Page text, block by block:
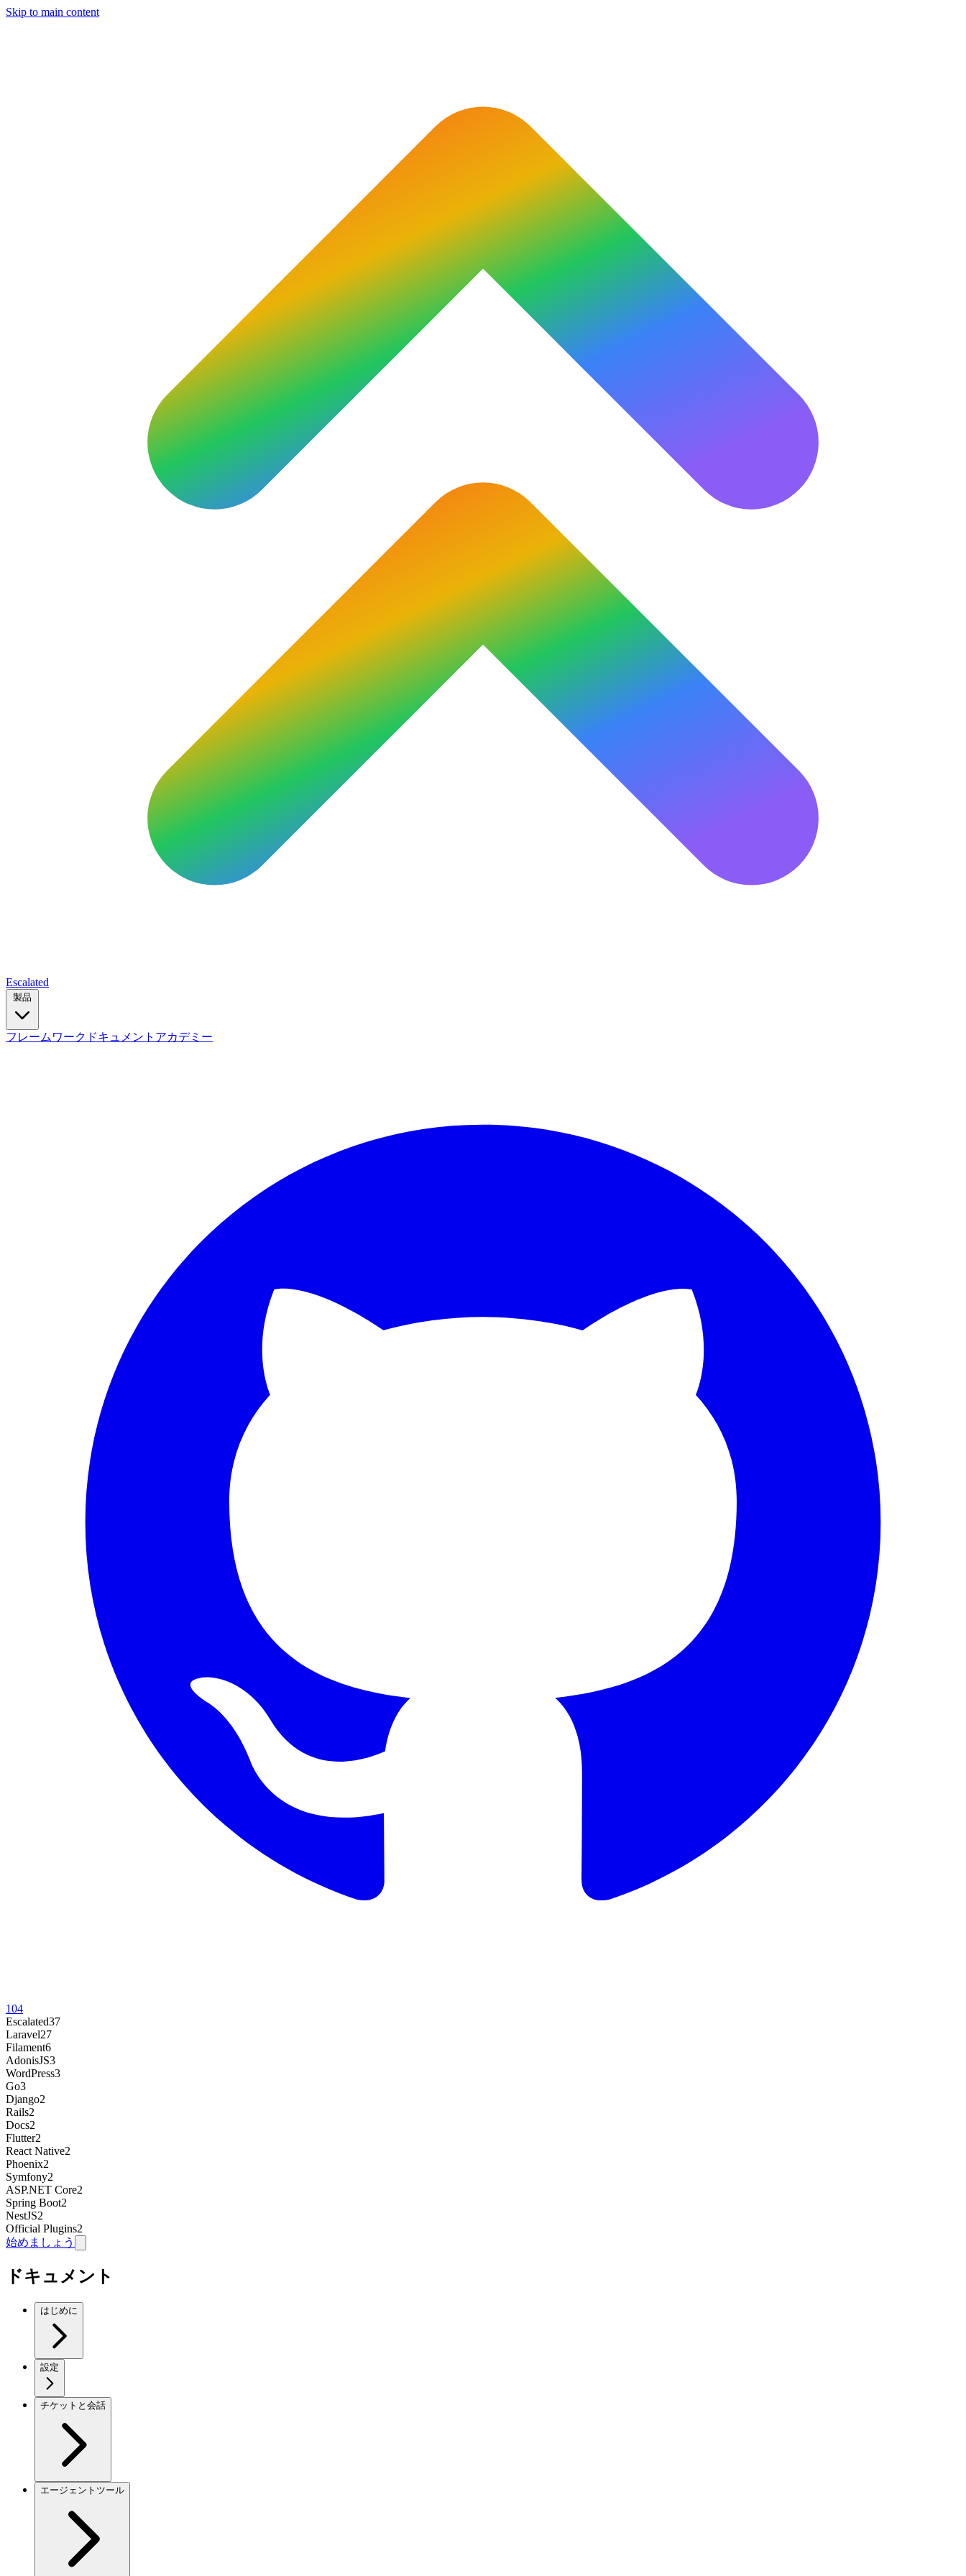
Skip to main content
Escalated
フレームワーク ドキュメント アカデミー
104
Escalated37
Laravel27
Filament6
AdonisJS3
WordPress3
Go3
Django2
Rails2
Docs2
Flutter2
React Native2
Phoenix2
Symfony2
ASP.NET Core2
Spring Boot2
NestJS2
Official Plugins2
始めましょう
ドキュメント
はじめに
設定
チケットと会話
エージェントツール